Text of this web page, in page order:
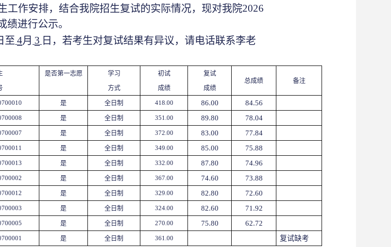
工作安排，结合我院招生复试的实际情况，现对我院2026
绩进行公示。
至 4月 3 日，若考生对复试结果有异议，请电话联系李老
是否第一志愿
学习
方式
初试
成绩
复试
成绩
总成绩 备注
是 全日制 418.00 86.00 84.56
是 全日制 351.00 89.80 78.04
是 全日制 372.00 83.00 77.84
是 全日制 349.00 85.00 75.88
是 全日制 332.00 87.80 74.96
是 全日制 367.00 74.60 73.88
是 全日制 329.00 82.80 72.60
是 全日制 324.00 82.60 71.92
是 全日制 270.00 75.80 62.72
是 全日制 361.00 复试缺考